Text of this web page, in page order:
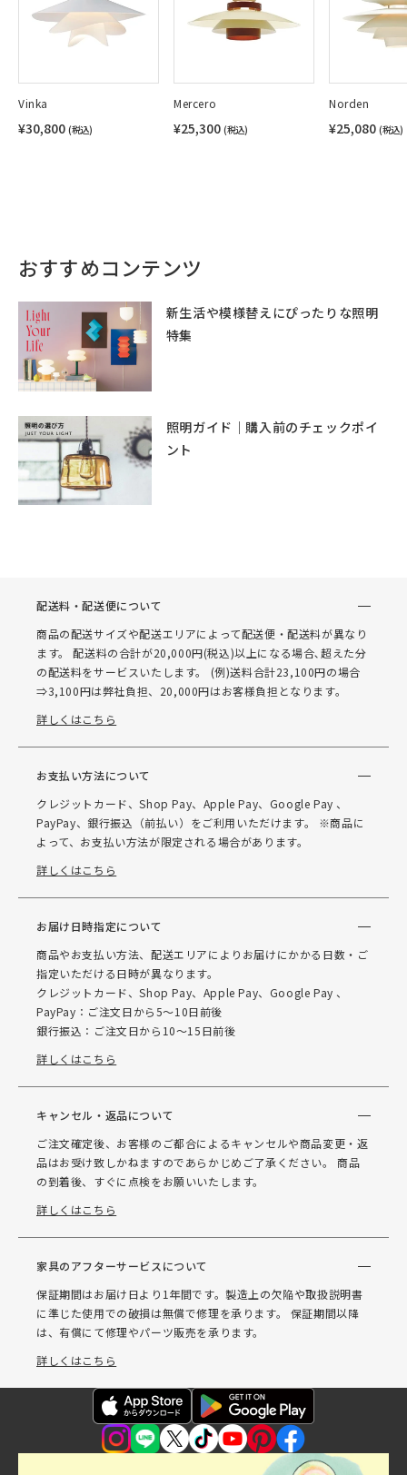
Vinka
¥30,800 (税込)
Mercero
¥25,300 (税込)
Norden
¥25,080 (税込)
おすすめコンテンツ
新生活や模様替えにぴったりな照明
特集
照明ガイド｜購入前のチェックポイ
ント
配送料・配送便について
商品の配送サイズや配送エリアによって配送便・配送料が異なり
ます。 配送料の合計が20,000円(税込)以上になる場合､超えた分
の配送料をサービスいたします。 (例)送料合計23,100円の場合
⇒3,100円は弊社負担、20,000円はお客様負担となります。
詳しくはこちら
お支払い方法について
クレジットカード、Shop Pay、Apple Pay、Google Pay 、
PayPay、銀行振込（前払い）をご利用いただけます。 ※商品に
よって、お支払い方法が限定される場合があります。
詳しくはこちら
お届け日時指定について
商品やお支払い方法、配送エリアによりお届けにかかる日数・ご
指定いただける日時が異なります。
クレジットカード、Shop Pay、Apple Pay、Google Pay 、
PayPay：ご注文日から5～10日前後
銀行振込：ご注文日から10～15日前後
詳しくはこちら
キャンセル・返品について
ご注文確定後、お客様のご都合によるキャンセルや商品変更・返
品はお受け致しかねますのであらかじめご了承ください。 商品
の到着後、すぐに点検をお願いいたします。
詳しくはこちら
家具のアフターサービスについて
保証期間はお届け日より1年間です。製造上の欠陥や取扱説明書
に準じた使用での破損は無償で修理を承ります。 保証期間以降
は、有償にて修理やパーツ販売を承ります。
詳しくはこちら